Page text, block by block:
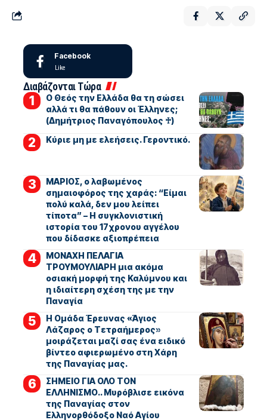
Facebook
Like
Διαβάζονται Τώρα
Ο Θεός την Ελλάδα θα τη σώσει
αλλά τι θα πάθουν οι Έλληνες;
(Δημήτριος Παναγόπουλος ♰)
Kύριε μη με ελεήσεις. Γεροντικό.
ΜΑΡΙΟΣ, ο λαβωμένος
σημαιοφόρος της χαράς: “Είμαι
πολύ καλά, δεν μου λείπει
τίποτα” – Η συγκλονιστική
ιστορία του 17χρονου αγγέλου
που δίδασκε αξιοπρέπεια
ΜΟΝΑΧΗ ΠΕΛΑΓΙΑ
ΤΡΟΥΜΟΥΛΙΑΡΗ μια ακόμα
οσιακή μορφή της Καλύμνου και
η ιδιαίτερη σχέση της με την
Παναγία
Η Ομάδα Έρευνας «Άγιος
Λάζαρος ο Τετραήμερος»
μοιράζεται μαζί σας ένα ειδικό
βίντεο αφιερωμένο στη Χάρη
της Παναγίας μας.
ΣΗΜΕΙΟ ΓΙΑ ΟΛΟ ΤΟΝ
ΕΛΛΗΝΙΣΜΟ.. Μυρόβλισε εικόνα
της Παναγίας στον
Ελληνορθόδοξο Ναό Αγίου